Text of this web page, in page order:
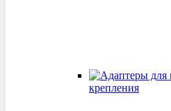
крепления